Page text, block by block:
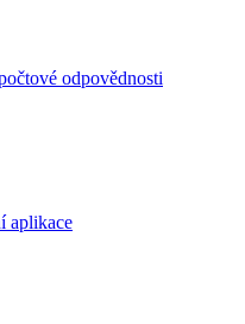
odpovědnosti